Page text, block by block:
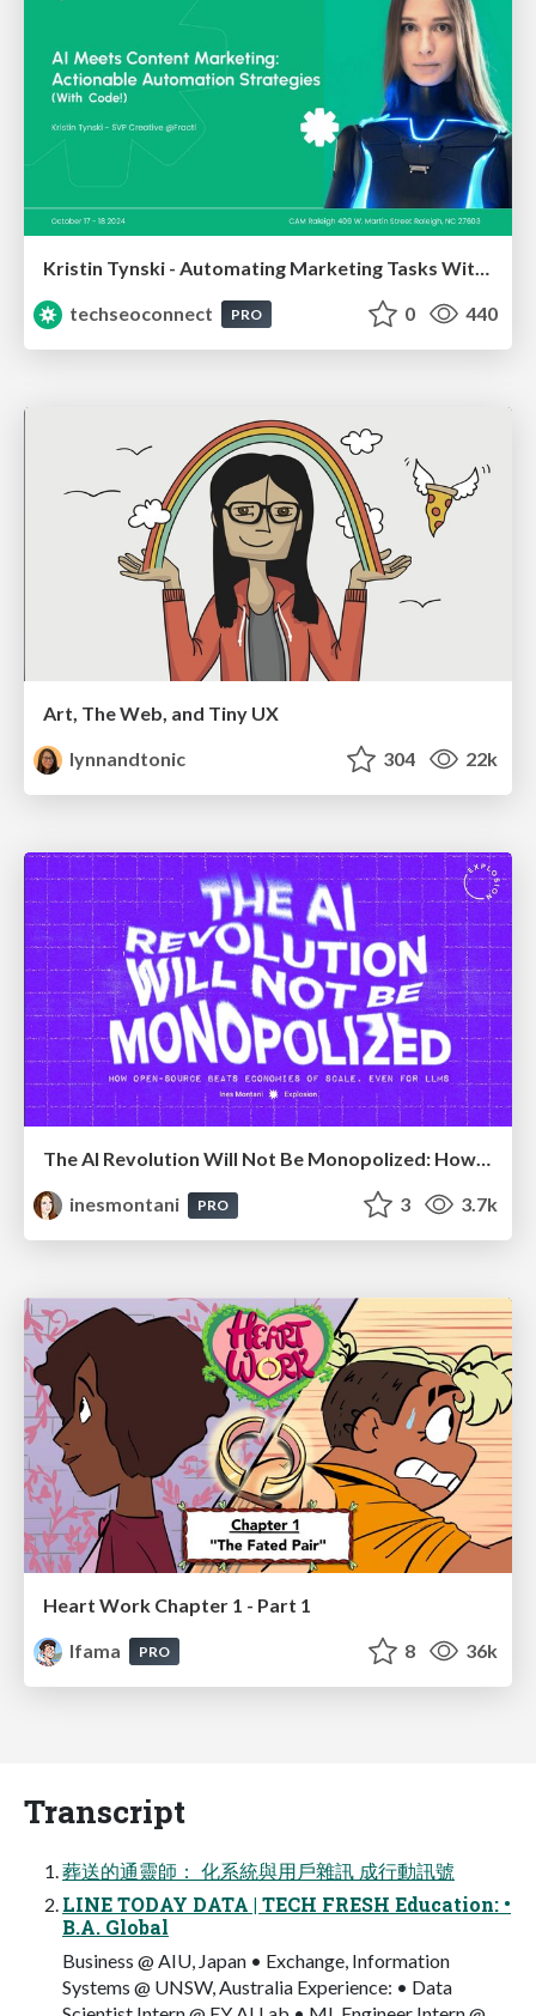
techseoconnect
PRO 0 440
Art, The Web, and Tiny UX
lynnandtonic
304 22k
The AI Revolution Will Not Be Monopolized: How open-source beats economies of scale, even for LLMs
inesmontani
PRO 3 3.7k
Heart Work Chapter 1 - Part 1
lfama
PRO 8 36k
Transcript
葬送的通靈師： 化系統與用戶雜訊 成行動訊號
LINE TODAY DATA | TECH FRESH Education: •
B.A. Global
Business @ AIU, Japan • Exchange, Information
Systems @ UNSW, Australia Experience: • Data